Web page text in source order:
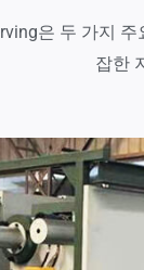
은 두 가지
잡한